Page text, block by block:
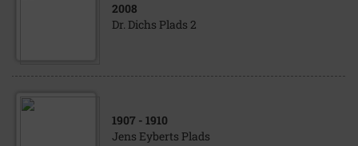
2008
Dr. Dichs Plads 2
1907 - 1910
Jens Eyberts Plads